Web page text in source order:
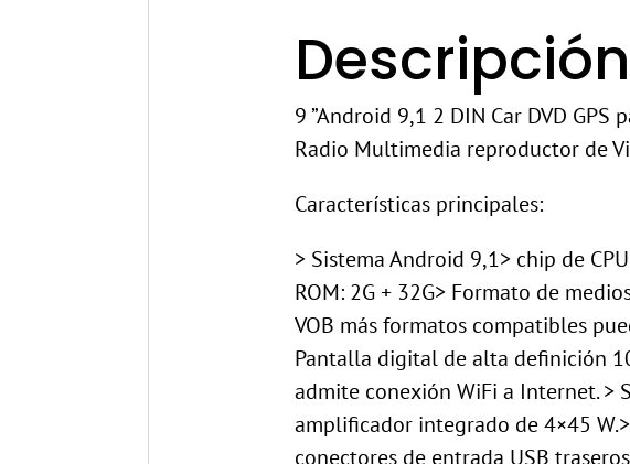
Descripción
9 ”Android 9,1 2 DIN Car DVD
Radio Multimedia reproductor de
Características principales:
> Sistema Android 9,1> chip de
ROM: 2G + 32G> Formato de
VOB más formatos compatibles
Pantalla digital de alta definición
admite conexión WiFi a Internet. >
amplificador integrado de 4×45
conectores de entrada USB